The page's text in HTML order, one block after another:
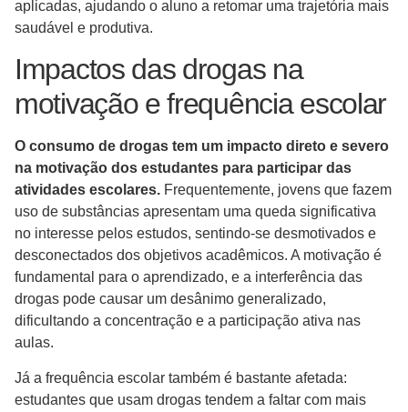
aplicadas, ajudando o aluno a retomar uma trajetória mais
saudável e produtiva.
Impactos das drogas na
motivação e frequência escolar
O consumo de drogas tem um impacto direto e severo
na motivação dos estudantes para participar das
atividades escolares. Frequentemente, jovens que fazem
uso de substâncias apresentam uma queda significativa
no interesse pelos estudos, sentindo-se desmotivados e
desconectados dos objetivos acadêmicos. A motivação é
fundamental para o aprendizado, e a interferência das
drogas pode causar um desânimo generalizado,
dificultando a concentração e a participação ativa nas
aulas.
Já a frequência escolar também é bastante afetada:
estudantes que usam drogas tendem a faltar com mais